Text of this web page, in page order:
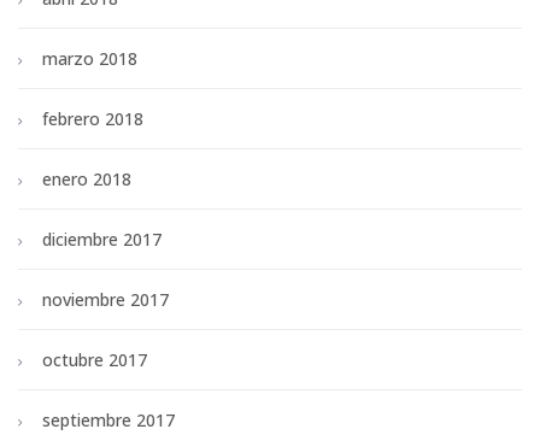
marzo 2018
febrero 2018
enero 2018
diciembre 2017
noviembre 2017
octubre 2017
septiembre 2017